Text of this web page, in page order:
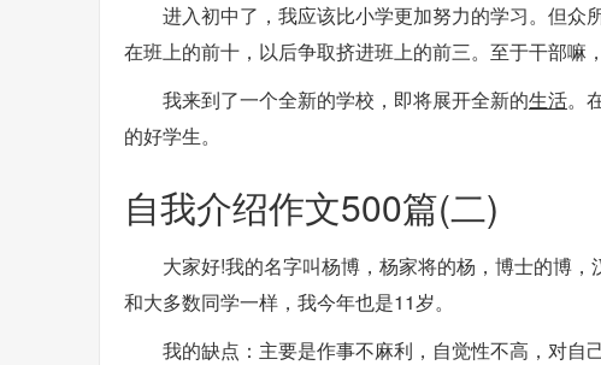
进入初中了，我应该比小学更加努力的学习。但众
在班上的前十，以后争取挤进班上的前三。至于干部嘛
我来到了一个全新的学校，即将展开全新的生活。
的好学生。
自我介绍作文500篇(二)
大家好!我的名字叫杨博，杨家将的杨，博士的博
和大多数同学一样，我今年也是11岁。
我的缺点：主要是作事不麻利，自觉性不高，对自